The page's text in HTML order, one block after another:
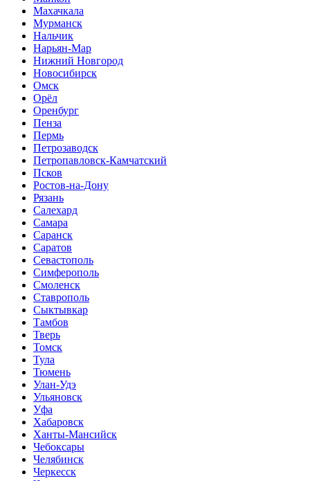
Махачкала
Мурманск
Нальчик
Нарьян-Мар
Нижний Новгород
Новосибирск
Омск
Орёл
Оренбург
Пенза
Пермь
Петрозаводск
Петропавловск-Камчатский
Псков
Ростов-на-Дону
Рязань
Салехард
Самара
Саранск
Саратов
Севастополь
Симферополь
Смоленск
Ставрополь
Сыктывкар
Тамбов
Тверь
Томск
Тула
Тюмень
Улан-Удэ
Ульяновск
Уфа
Хабаровск
Ханты-Мансийск
Чебоксары
Челябинск
Черкесск